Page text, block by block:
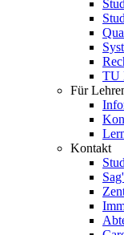
TU
Für
Kontakt